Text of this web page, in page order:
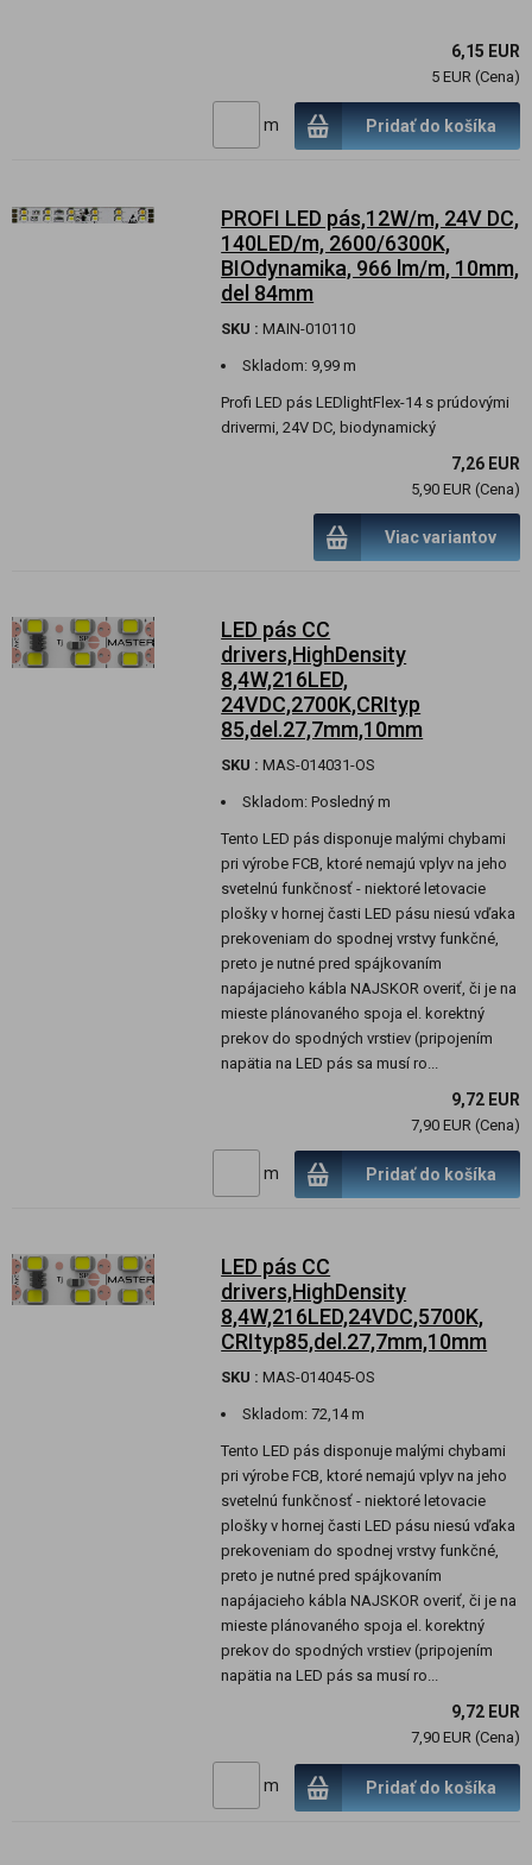
6,15 EUR
5 EUR (Cena)
m Pridať do košíka
PROFI LED pás,12W/m, 24V DC,
140LED/m, 2600/6300K,
BIOdynamika, 966 lm/m, 10mm,
del 84mm
SKU : MAIN-010110
Skladom: 9,99 m
Profi LED pás LEDlightFlex-14 s prúdovými
drivermi, 24V DC, biodynamický
7,26 EUR
5,90 EUR (Cena)
Viac variantov
LED pás CC
drivers,HighDensity
8,4W,216LED,
24VDC,2700K,CRItyp
85,del.27,7mm,10mm
SKU : MAS-014031-OS
Skladom:Posledný m
Tento LED pás disponuje malými chybami
pri výrobe FCB, ktoré nemajú vplyv na jeho
svetelnú funkčnosť - niektoré letovacie
plošky v hornej časti LED pásu niesú vďaka
prekoveniam do spodnej vrstvy funkčné,
preto je nutné pred spájkovaním
napájacieho kábla NAJSKOR overiť, či je na
mieste plánovaného spoja el. korektný
prekov do spodných vrstiev (pripojením
napätia na LED pás sa musí ro...
9,72 EUR
7,90 EUR (Cena)
m Pridať do košíka
LED pás CC
drivers,HighDensity
8,4W,216LED,24VDC,5700K,
CRItyp85,del.27,7mm,10mm
SKU : MAS-014045-OS
Skladom:72,14 m
Tento LED pás disponuje malými chybami
pri výrobe FCB, ktoré nemajú vplyv na jeho
svetelnú funkčnosť - niektoré letovacie
plošky v hornej časti LED pásu niesú vďaka
prekoveniam do spodnej vrstvy funkčné,
preto je nutné pred spájkovaním
napájacieho kábla NAJSKOR overiť, či je na
mieste plánovaného spoja el. korektný
prekov do spodných vrstiev (pripojením
napätia na LED pás sa musí ro...
9,72 EUR
7,90 EUR (Cena)
m Pridať do košíka